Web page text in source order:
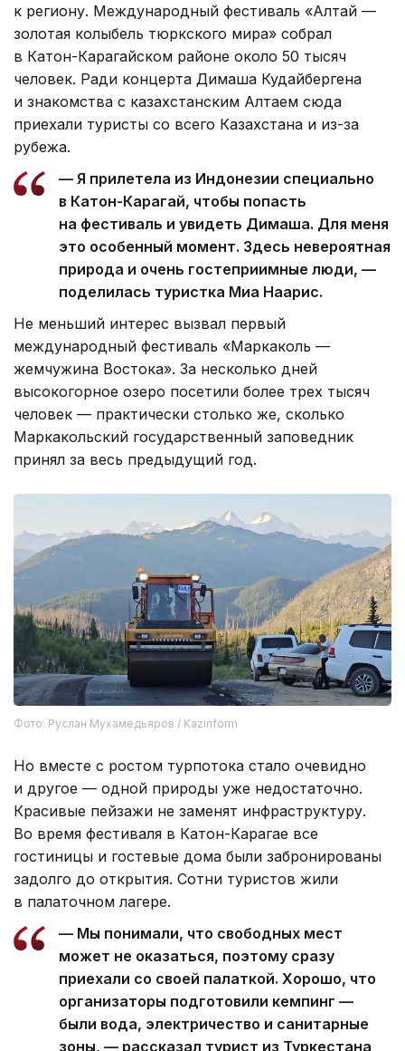
к региону. Международный фестиваль «Алтай —
золотая колыбель тюркского мира» собрал
в Катон-Карагайском районе около 50 тысяч
человек. Ради концерта Димаша Кудайбергена
и знакомства с казахстанским Алтаем сюда
приехали туристы со всего Казахстана и из-за
рубежа.
— Я прилетела из Индонезии специально
в Катон-Карагай, чтобы попасть
на фестиваль и увидеть Димаша. Для меня
это особенный момент. Здесь невероятная
природа и очень гостеприимные люди, —
поделилась туристка Миа Наарис.
Не меньший интерес вызвал первый
международный фестиваль «Маркаколь —
жемчужина Востока». За несколько дней
высокогорное озеро посетили более трех тысяч
человек — практически столько же, сколько
Маркакольский государственный заповедник
принял за весь предыдущий год.
Фото: Руслан Мухамедьяров / Kazinform
Но вместе с ростом турпотока стало очевидно
и другое — одной природы уже недостаточно.
Красивые пейзажи не заменят инфраструктуру.
Во время фестиваля в Катон-Карагае все
гостиницы и гостевые дома были забронированы
задолго до открытия. Сотни туристов жили
в палаточном лагере.
— Мы понимали, что свободных мест
может не оказаться, поэтому сразу
приехали со своей палаткой. Хорошо, что
организаторы подготовили кемпинг —
были вода, электричество и санитарные
зоны, — рассказал турист из Туркестана